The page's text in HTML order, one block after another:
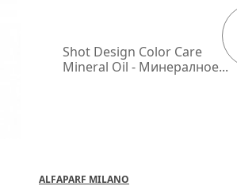
Shot Design Color Care
Mineral Oil - Минералное...
ALFAPARF MILANO